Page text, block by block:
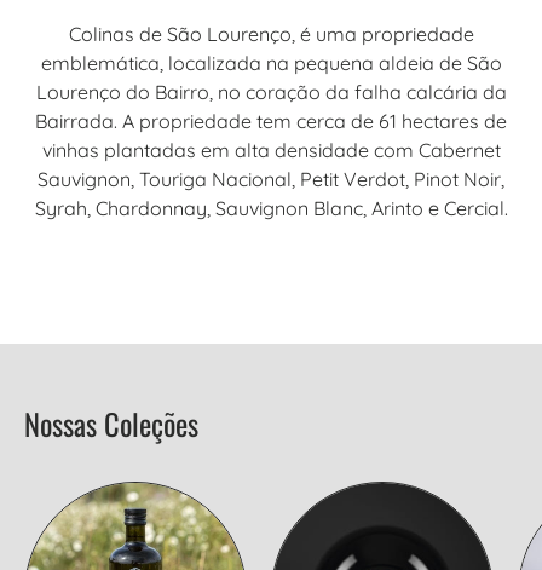
Colinas de São Lourenço, é uma propriedade
emblemática, localizada na pequena aldeia de São
Lourenço do Bairro, no coração da falha calcária da
Bairrada. A propriedade tem cerca de 61 hectares de
vinhas plantadas em alta densidade com Cabernet
Sauvignon, Touriga Nacional, Petit Verdot, Pinot Noir,
Syrah, Chardonnay, Sauvignon Blanc, Arinto e Cercial.
Nossas Coleções